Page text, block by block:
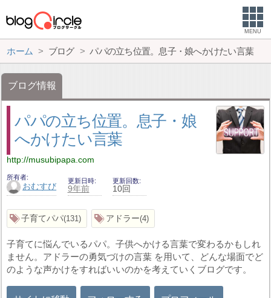
MENU
ホーム ブログ パパの立ち位置。息子・娘へかけたい言葉
ブログ情報
パパの立ち位置。息子・娘
へかけたい言葉
http://musubipapa.com
所有者
おむすび
更新日時
9年前
更新回数
10回
子育てパパ 131 アドラー 4
子育てに悩んでいるパパ。子供へかける言葉で変わるかもしれ
ません。アドラーの勇気づけの言葉 を用いて、どんな場面でど
のような声かけをすればいいのかを考えていくブログです。